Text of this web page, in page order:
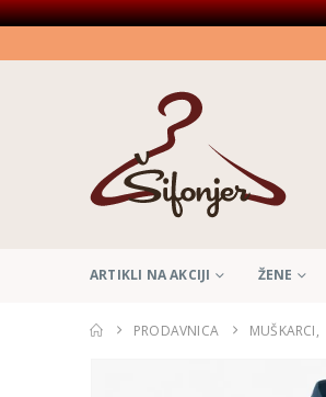
ARTIKLI NA AKCIJI ŽENE
PRODAVNICA MUŠKARCI,